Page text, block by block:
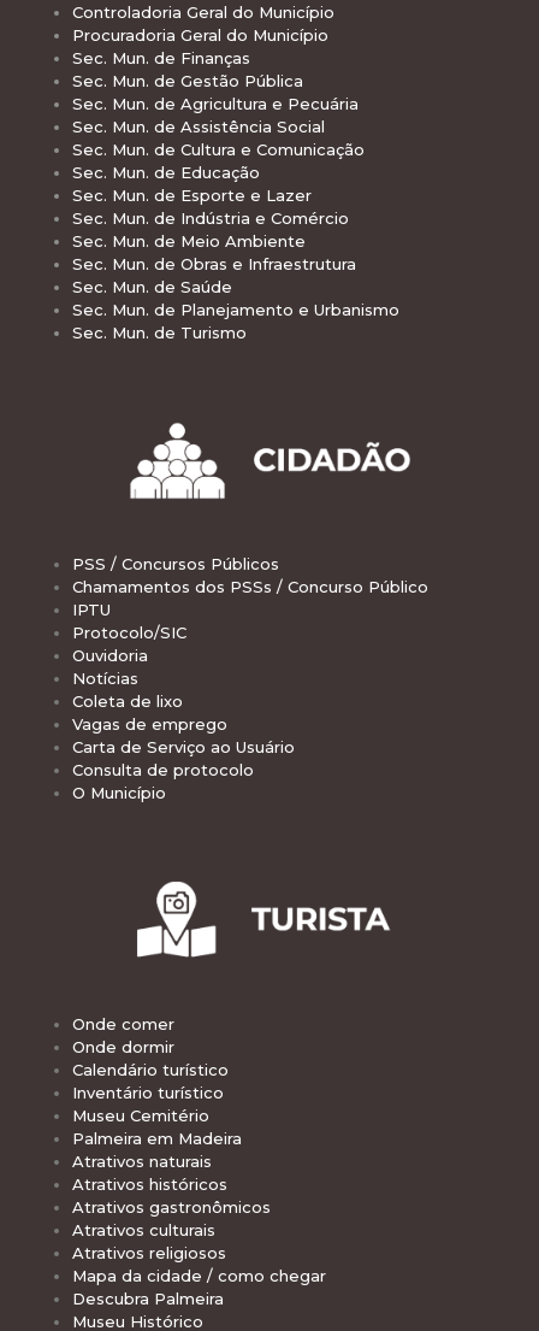
Controladoria Geral do Município
Procuradoria Geral do Município
Sec. Mun. de Finanças
Sec. Mun. de Gestão Pública
Sec. Mun. de Agricultura e Pecuária
Sec. Mun. de Assistência Social
Sec. Mun. de Cultura e Comunicação
Sec. Mun. de Educação
Sec. Mun. de Esporte e Lazer
Sec. Mun. de Indústria e Comércio
Sec. Mun. de Meio Ambiente
Sec. Mun. de Obras e Infraestrutura
Sec. Mun. de Saúde
Sec. Mun. de Planejamento e Urbanismo
Sec. Mun. de Turismo
PSS / Concursos Públicos
Chamamentos dos PSSs / Concurso Público
IPTU
Protocolo/SIC
Ouvidoria
Notícias
Coleta de lixo
Vagas de emprego
Carta de Serviço ao Usuário
Consulta de protocolo
O Município
Onde comer
Onde dormir
Calendário turístico
Inventário turístico
Museu Cemitério
Palmeira em Madeira
Atrativos naturais
Atrativos históricos
Atrativos gastronômicos
Atrativos culturais
Atrativos religiosos
Mapa da cidade / como chegar
Descubra Palmeira
Museu Histórico